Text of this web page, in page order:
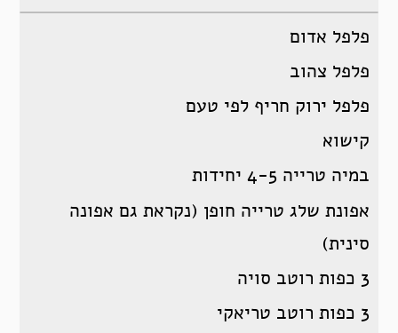
פלפל אדום
פלפל צהוב
פלפל ירוק חריף לפי טעם
קישוא
במיה טרייה 4-5 יחידות
אפונת שלג טרייה חופן (נקראת גם אפונה
סינית)
3 כפות רוטב סויה
3 כפות רוטב טריאקי